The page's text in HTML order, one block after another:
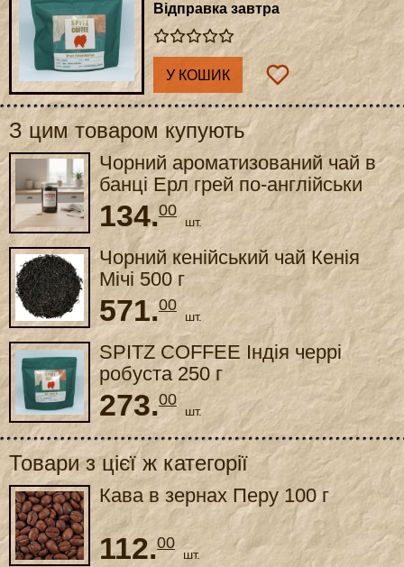
Відправка завтра
У КОШИК
З цим товаром купують
Чорний ароматизований чай в
банці Ерл грей по-англійськи
100 г
134.00
шт.
Чорний кенійський чай Кенія
Мічі 500 г
571.00
шт.
SPITZ COFFEE Індія черрі
робуста 250 г
273.00
шт.
Товари з цієї ж категорії
Кава в зернах Перу 100 г
112.00
шт.